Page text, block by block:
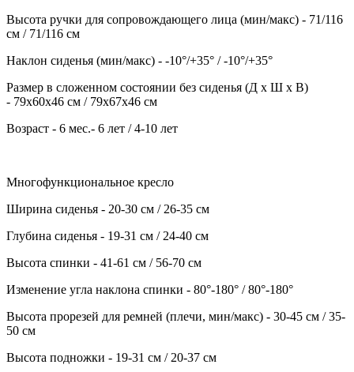
Высота ручки для сопровождающего лица (мин/макс) - 71/116
см / 71/116 см
Наклон сиденья (мин/макс) - -10°/+35° / -10°/+35°
Размер в сложенном состоянии без сиденья (Д х Ш х В)
- 79х60х46 см / 79х67х46 см
Возраст - 6 мес.- 6 лет / 4-10 лет
Многофункциональное кресло
Ширина сиденья - 20-30 см / 26-35 см
Глубина сиденья - 19-31 см / 24-40 см
Высота спинки - 41-61 см / 56-70 см
Изменение угла наклона спинки - 80°-180° / 80°-180°
Высота прорезей для ремней (плечи, мин/макс) - 30-45 см / 35-
50 см
Высота подножки - 19-31 см / 20-37 см